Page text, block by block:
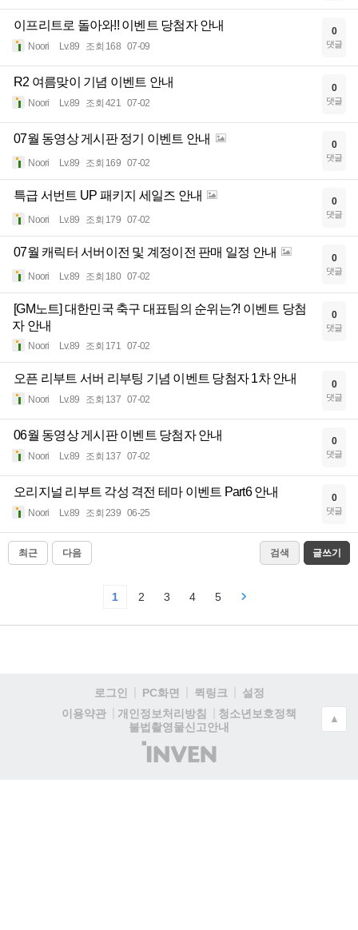
이프리트로 돌아와!! 이벤트 당첨자 안내
Noori Lv.89 조회 168 07-09
0
댓글
R2 여름맞이 기념 이벤트 안내
Noori Lv.89 조회 421 07-02
0
댓글
07월 동영상 게시판 정기 이벤트 안내
Noori Lv.89 조회 169 07-02
0
댓글
특급 서번트 UP 패키지 세일즈 안내
Noori Lv.89 조회 179 07-02
0
댓글
07월 캐릭터 서버이전 및 계정이전 판매 일정 안내
Noori Lv.89 조회 180 07-02
0
댓글
[GM노트] 대한민국 축구 대표팀의 순위는?! 이벤트 당첨
자 안내
Noori Lv.89 조회 171 07-02
0
댓글
오픈 리부트 서버 리부팅 기념 이벤트 당첨자 1차 안내
Noori Lv.89 조회 137 07-02
0
댓글
06월 동영상 게시판 이벤트 당첨자 안내
Noori Lv.89 조회 137 07-02
0
댓글
오리지널 리부트 각성 격전 테마 이벤트 Part6 안내
Noori Lv.89 조회 239 06-25
0
댓글
최근 다음 검색 글쓰기
1 2 3 4 5
로그인 PC화면 퀵링크
설정
이용약관
개인정보처리방침
청소년보호정책
불법촬영물신고안내
(주)
인
▲